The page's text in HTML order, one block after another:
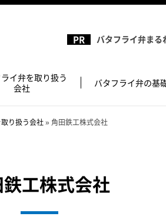
バタフライ弁まる
イ弁を取り扱う
会社
バタフライ弁の基
り扱う会社» 角田鉄工株式会社
工株式会社